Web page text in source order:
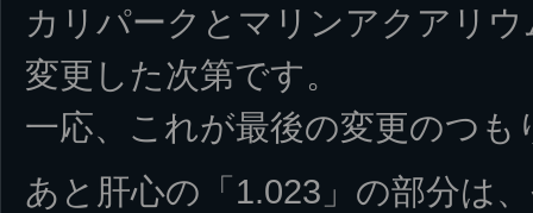
カリパークとマリンアクアリ
変更した次第です。
一応、これが最後の変更のつも
あと肝心の「1.023」の部分は